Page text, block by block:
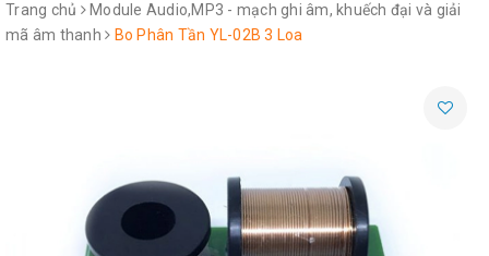
Trang chủ
Module Audio,MP3 - mạch ghi âm, khuếch đại và giải
mã âm thanh
Bo Phân Tần YL-02B 3 Loa